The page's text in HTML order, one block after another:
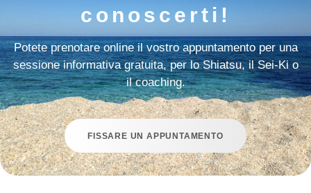
conoscerti!
Potete prenotare online il vostro appuntamento per una
sessione informativa gratuita, per lo Shiatsu, il Sei-Ki o
il coaching.
FISSARE UN APPUNTAMENTO